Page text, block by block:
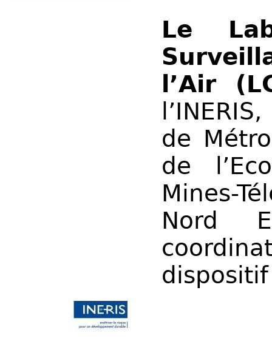
Le
l’Air
de
de
Mines-
Nord